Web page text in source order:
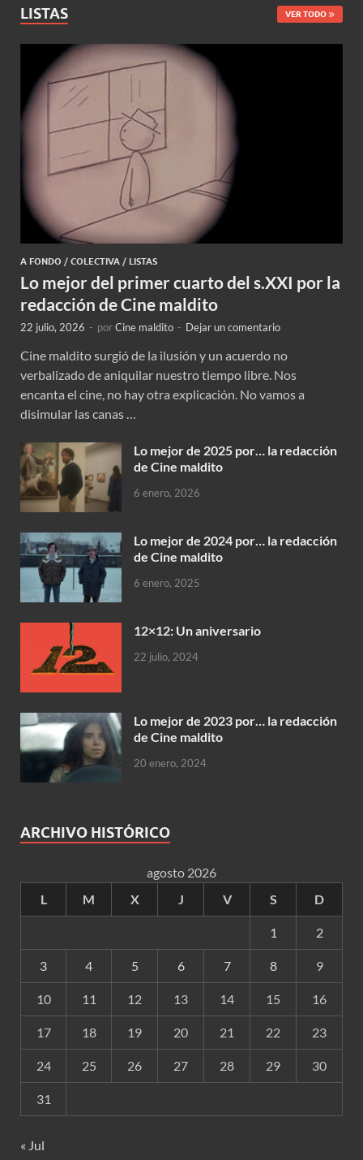
LISTAS VER TODO
A FONDO / COLECTIVA / LISTAS
Lo mejor del primer cuarto del s.XXI por la
redacción de Cine maldito
22 julio, 2026 - porCine maldito - Dejar un comentario
Cine maldito surgió de la ilusión y un acuerdo no
verbalizado de aniquilar nuestro tiempo libre. Nos
encanta el cine, no hay otra explicación. No vamos a
disimular las canas …
Lo mejor de 2025 por… la redacción
de Cine maldito
6 enero, 2026
Lo mejor de 2024 por… la redacción
de Cine maldito
6 enero, 2025
12×12: Un aniversario
22 julio, 2024
Lo mejor de 2023 por… la redacción
de Cine maldito
20 enero, 2024
ARCHIVO HISTÓRICO
agosto 2026
L
M X J V S D
1 2
3 4 5 6 7 8 9
10 11 12 13 14 15 16
17 18 19 20 21 22 23
24 25 26 27 28 29 30
31
« Jul